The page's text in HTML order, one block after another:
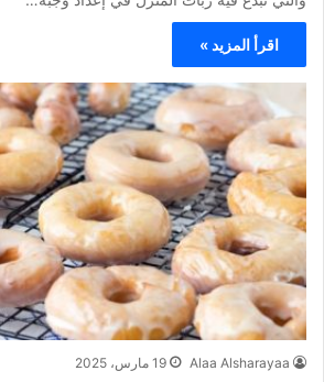
اقرأ المزيد »
Alaa Alsharayaa 19 مارس، 2025